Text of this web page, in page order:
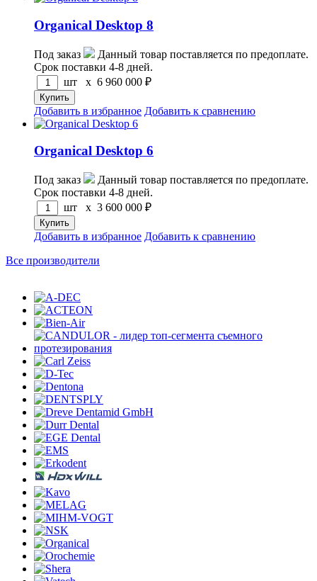
Organical Desktop 8
Под заказ
Данный товар поставляется по предоплате.
Срок поставки 4-8 дней.
шт x 6 960 000 ₽
Добавить в избранное Добавить к сравнению
Organical Desktop 6
Под заказ
Данный товар поставляется по предоплате.
Срок поставки 4-8 дней.
шт x 3 600 000 ₽
Добавить в избранное Добавить к сравнению
Все производители